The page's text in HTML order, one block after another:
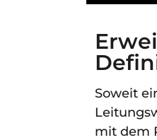
Soweit
mit dem